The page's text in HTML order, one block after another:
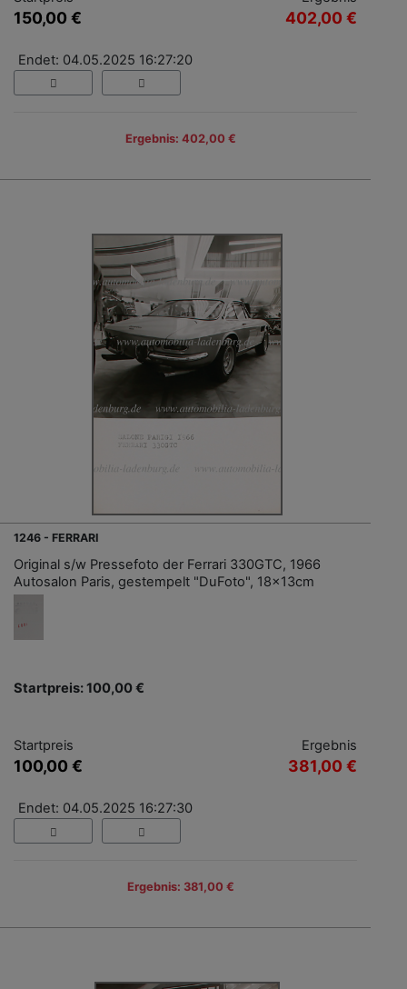
150,00 € 402,00 €
Endet: 04.05.2025 16:27:20
Ergebnis: 402,00 €
1246 - FERRARI
Original s/w Pressefoto der Ferrari 330GTC, 1966
Autosalon Paris, gestempelt "DuFoto", 18x13cm
Startpreis: 100,00 €
Startpreis
100,00 €
Ergebnis
381,00 €
Endet: 04.05.2025 16:27:30
Ergebnis: 381,00 €